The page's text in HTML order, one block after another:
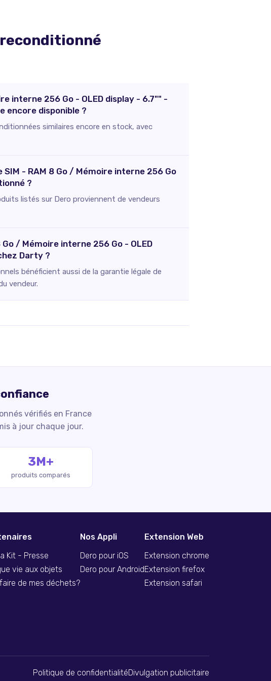
reconditionné
interne 256 Go - OLED display - 6.7"" -
encore disponible ?
similaires encore en stock, avec
- RAM 8 Go / Mémoire interne 256 Go
?
listés sur Dero proviennent de vendeurs
/ Mémoire interne 256 Go - OLED
Darty ?
bénéficient aussi de la garantie légale de
vendeur.
vérifiés en France
à jour chaque jour.
3M+
produits comparés
Kit - Presse
vie aux objets
de mes déchets?
Nos Appli
Dero pour iOS
Dero pour Android
Extension Web
Extension chrome
Extension firefox
Extension safari
Politique de confidentialitéDivulgation publicitaire